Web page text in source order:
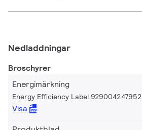
Nedladdningar
Broschyrer
Energimärkning
Energy Efficiency Label 929004247952
Visa